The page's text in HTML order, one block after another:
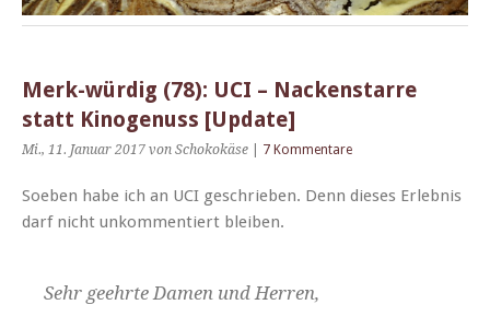
Merk-würdig (78): UCI – Nackenstarre
statt Kinogenuss [Update]
Mi., 11. Januar 2017 von Schokokäse 7 Kommentare
Soeben habe ich an UCI geschrieben. Denn dieses Erleb­nis
darf nicht unkom­men­tiert bleiben.
Sehr geehrte Damen und Herren,